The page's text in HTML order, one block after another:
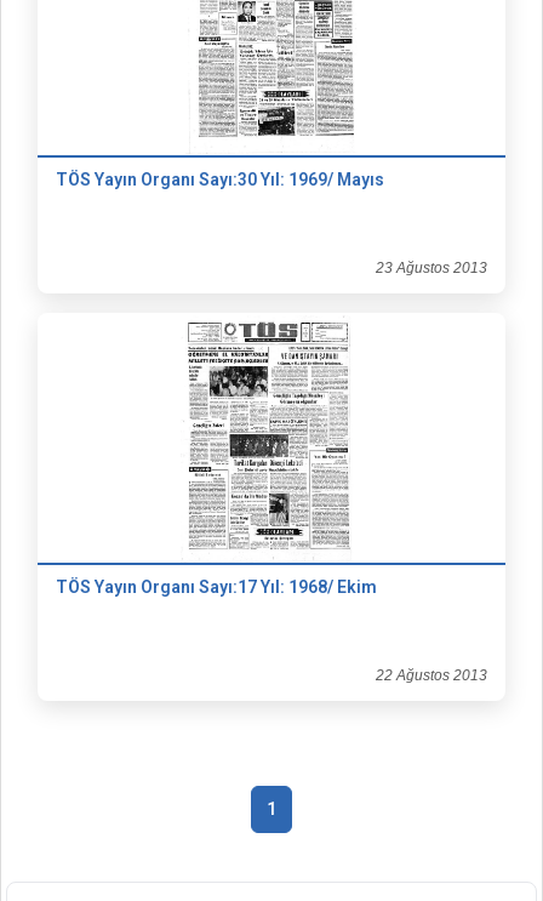
TÖS Yayın Organı Sayı:30 Yıl: 1969/ Mayıs
23 Ağustos 2013
TÖS Yayın Organı Sayı:17 Yıl: 1968/ Ekim
22 Ağustos 2013
1